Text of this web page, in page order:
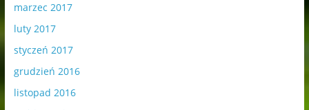
marzec 2017
luty 2017
styczeń 2017
grudzień 2016
listopad 2016